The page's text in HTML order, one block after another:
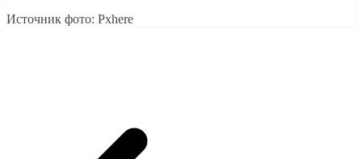
Источник фото: Pxhere